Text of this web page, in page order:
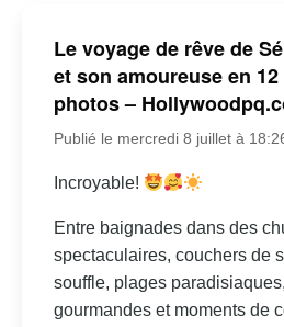
Le voyage de rêve de
et son amoureuse en
photos –
Publié le mercredi 8 juillet à
Incroyable!
Entre baignades dans des
spectaculaires, couchers de
souffle, plages
gourmandes et moments de